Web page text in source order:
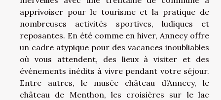
apprivoiser pour le tourisme et la pratique de
nombreuses activités sportives, ludiques et
reposantes. En été comme en hiver, Annecy offre
un cadre atypique pour des vacances inoubliables
où vous attendent, des lieux à visiter et des
événements inédits à vivre pendant votre séjour.
Entre autres, le musée château d’Annecy, le
château de Menthon, les croisières sur le lac